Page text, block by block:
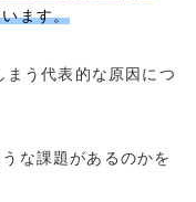
ます。
う代表的な原因につ
な課題があるのかを